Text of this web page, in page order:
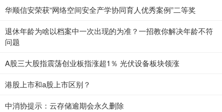
华顺信安荣获“网络空间安全产学协同育人优秀案例”二等奖
退休年龄为啥以档案中一次出现的为准？一招教你解决年龄不符
问题
A股三大股指震荡创业板指涨超1％ 光伏设备板块领涨
港股上市和a股上市区别？
中消协提示：云存储逾期会永久删除